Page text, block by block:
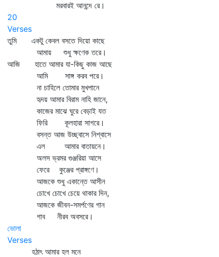
মরবারই আনন্দে রে।
20
Verses
তুমি একটু কেবল বসতে দিয়ো কাছে
আমায় শুধু ক্ষণেক তরে।
আজি হাতে আমার যা-কিছু কাজ আছে
আমি সাঙ্গ করব পরে।
না চাহিলে তোমার মুখপানে
হৃদয় আমার বিরাম নাহি জানে,
কাজের মাঝে ঘুরে বেড়াই যত
ফিরি কূলহারা সাগরে।
বসন্ত আজ উচ্ছ্বাসে নিশ্বাসে
এল আমার বাতায়নে।
অলস ভ্রমর গুঞ্জরিয়া আসে
ফেরে কুঞ্জের প্রাঙ্গণে।
আজকে শুধু একান্তে আসীন
চোখে চোখে চেয়ে থাকার দিন,
আজকে জীবন-সমর্পণের গান
গাব নীরব অবসরে।
ভোলা
Verses
হঠাৎ আমার হল মনে